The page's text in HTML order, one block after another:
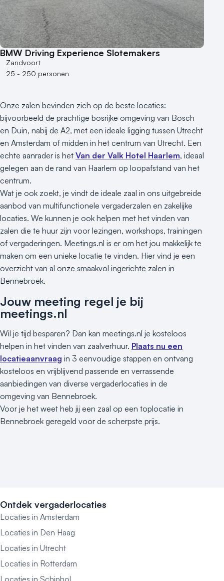
BMW Driving Experience Slotemakers
Zandvoort
25 - 250 personen
Onze zalen bevinden zich op de beste locaties:
bijvoorbeeld de prachtige bosrijke omgeving van Bosch
en Duin, nabij de A2, met een ideale ligging tussen Utrecht
en Amsterdam of midden in het centrum van Utrecht. Een
echte aanrader is het Van der Valk Hotel Haarlem, ideaal
gelegen aan de rand van Haarlem op loopafstand van het
centrum.
Wat je ook zoekt, je vindt de ideale zaal in ons uitgebreide
aanbod van multifunctionele vergaderzalen en zakelijke
locaties. We kunnen je ook helpen met het vinden van
zalen die te huur zijn voor lezingen, workshops, trainingen
of vergaderingen. Meetings.nl is er om het jou makkelijk te
maken om een unieke locatie te vinden. Hier vind je een
overzicht van al onze smaakvol ingerichte zalen in
Bennebroek.
Jouw meeting regel je bij
meetings.nl
Wil je tijd besparen? Dan kan meetings.nl je kosteloos
helpen in het vinden van zaalverhuur. Plaats nu een
locatieaanvraag in 3 eenvoudige stappen en ontvang
kosteloos en vrijblijvend passende en verrassende
aanbiedingen van diverse vergaderlocaties in de
omgeving van Bennebroek.
Voor je het weet heb jij een zaal op een toplocatie in
Bennebroek geregeld voor de scherpste prijs.
Ontdek vergaderlocaties
Locaties in Amsterdam
Locaties in Den Haag
Locaties in Utrecht
Locaties in Rotterdam